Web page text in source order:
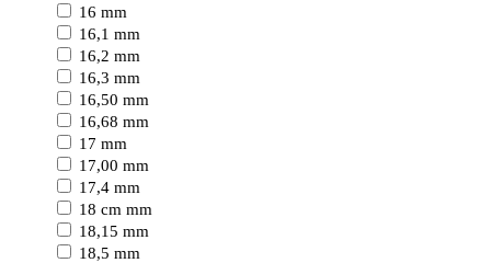
16 mm
16,1 mm
16,2 mm
16,3 mm
16,50 mm
16,68 mm
17 mm
17,00 mm
17,4 mm
18 cm mm
18,15 mm
18,5 mm